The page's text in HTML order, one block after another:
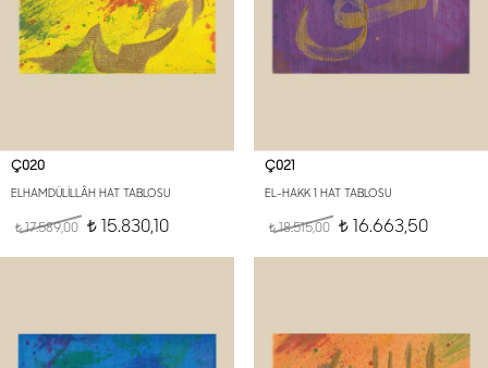
Ç020
ELHAMDÜLİLLÂH HAT TABLOSU
t17.589,00 t 15.830,10
Ç021
EL-HAKK 1 HAT TABLOSU
t18.515,00 t16.663,50